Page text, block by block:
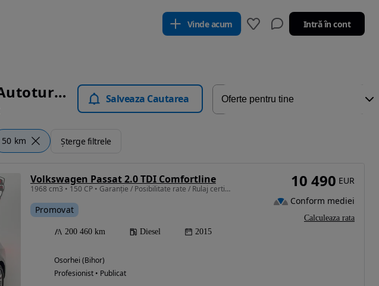
Vinde acum Intră în cont
Volkswagen Passat Oradea - Autoturisme Salveaza Cautarea
50 km Șterge filtrele
Volkswagen Passat 2.0 TDI Comfortline
1968 cm3 • 150 CP • Garanție / Posibilitate rate / Rulaj certificat
Promovat
200 460 km Diesel 2015
Osorhei (Bihor)
Profesionist • Publicat
10 490 EUR
Conform mediei
Calculeaza rata